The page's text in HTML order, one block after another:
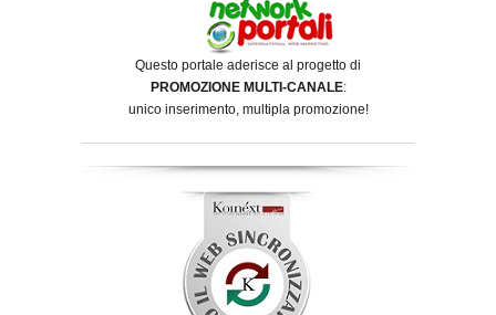
Questo portale aderisce al progetto di
PROMOZIONE MULTI-CANALE:
unico inserimento, multipla promozione!